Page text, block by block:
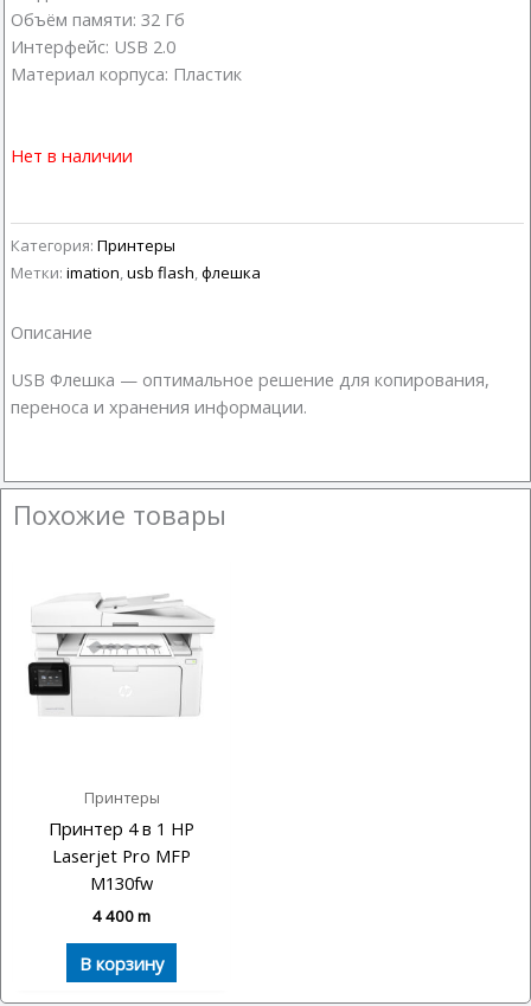
Объём памяти: 32 Гб
Интерфейс: USB 2.0
Материал корпуса: Пластик
Нет в наличии
Категория: Принтеры
Метки: imation,usb flash,флешка
Описание
USB Флешка — оптимальное решение для копирования,
переноса и хранения информации.
Похожие товары
Принтеры
Принтер 4 в 1 HP
Laserjet Pro MFP
M130fw
4 400m
В корзину